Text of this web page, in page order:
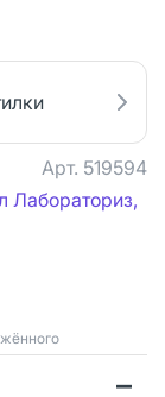
Арт. 519594